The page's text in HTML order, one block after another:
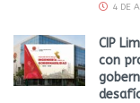
4 DE
CIP
con